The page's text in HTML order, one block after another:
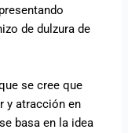
de dulzura de
se cree que
y atracción en
basa en la idea